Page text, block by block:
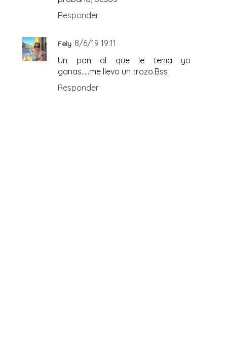
Responder
Fely 8/6/19 19:11
Un pan al que le tenia yo
ganas.....me llevo un trozo.Bss
Responder